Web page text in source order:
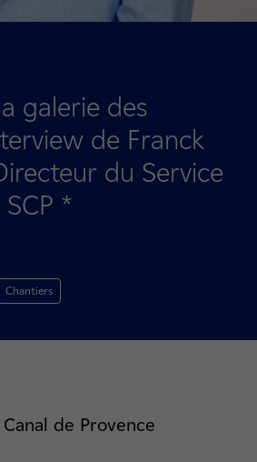
galerie des
de Franck
du Service
SCP *
Chantiers
de Provence